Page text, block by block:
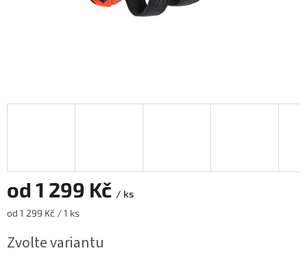
od 1 299 Kč / ks
Měrná
od 1 299 Kč / 1 ks
Zvolte variantu